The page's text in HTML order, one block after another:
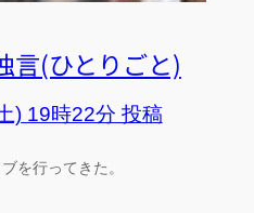
言(ひとりごと)
) 19時22分 投稿
行ってきた。